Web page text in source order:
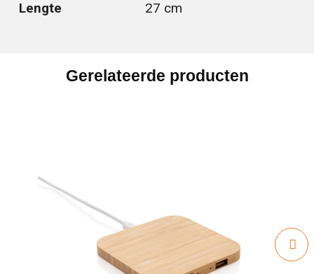
Lengte 27 cm
Gerelateerde producten